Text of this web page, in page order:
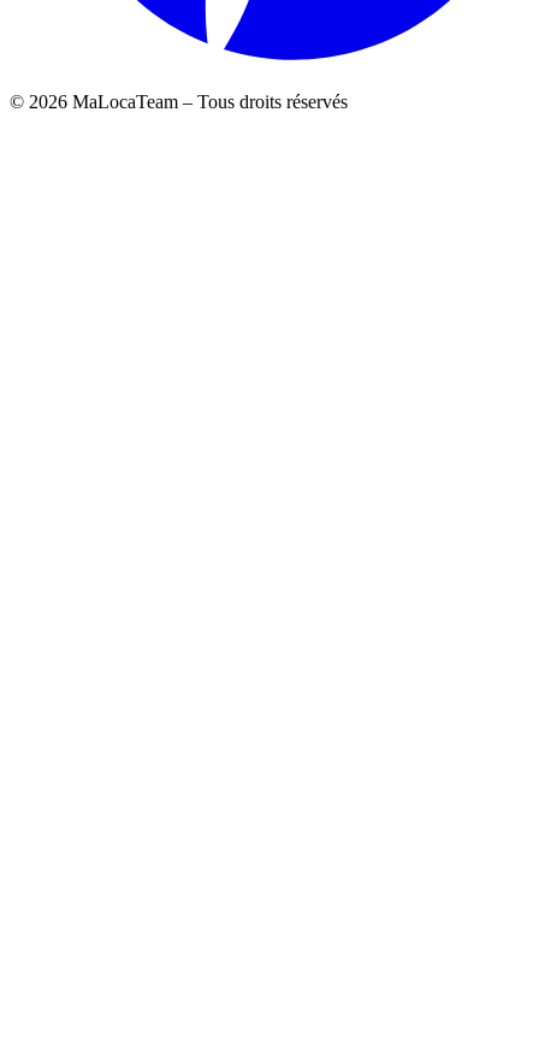
© 2026 MaLocaTeam – Tous droits réservés